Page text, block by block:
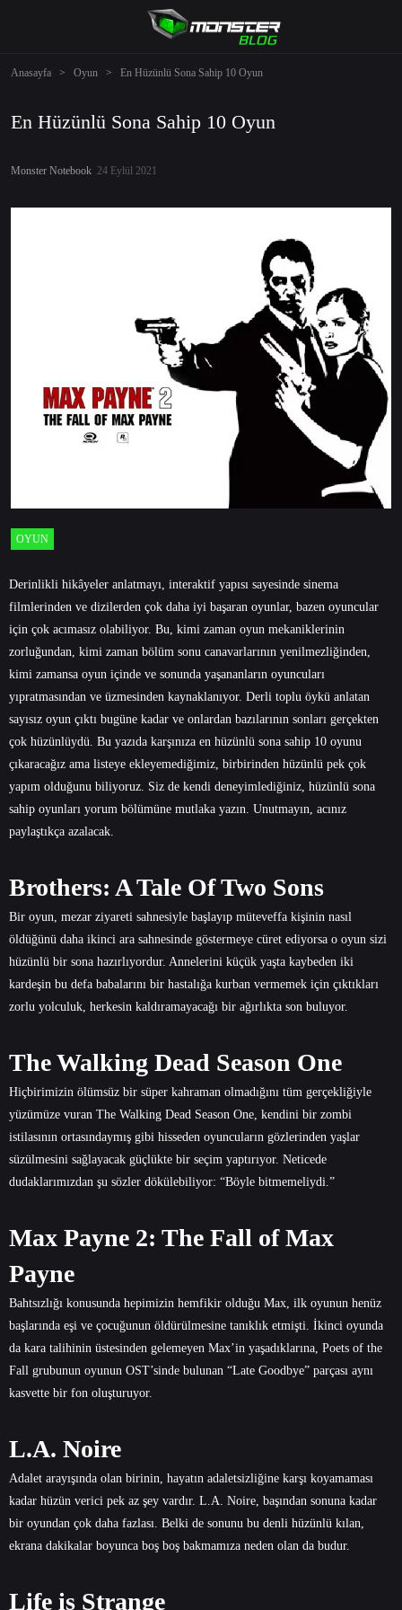
Anasayfa > Oyun > En Hüzünlü Sona Sahip 10 Oyun
En Hüzünlü Sona Sahip 10 Oyun
Monster Notebook 24 Eylül 2021
OYUN
Derinlikli hikâyeler anlatmayı, interaktif yapısı sayesinde sinema
filmlerinden ve dizilerden çok daha iyi başaran oyunlar, bazen oyuncular
için çok acımasız olabiliyor. Bu, kimi zaman oyun mekaniklerinin
zorluğundan, kimi zaman bölüm sonu canavarlarının yenilmezliğinden,
kimi zamansa oyun içinde ve sonunda yaşananların oyuncuları
yıpratmasından ve üzmesinden kaynaklanıyor. Derli toplu öykü anlatan
sayısız oyun çıktı bugüne kadar ve onlardan bazılarının sonları gerçekten
çok hüzünlüydü. Bu yazıda karşınıza en hüzünlü sona sahip 10 oyunu
çıkaracağız ama listeye ekleyemediğimiz, birbirinden hüzünlü pek çok
yapım olduğunu biliyoruz. Siz de kendi deneyimlediğiniz, hüzünlü sona
sahip oyunları yorum bölümüne mutlaka yazın. Unutmayın, acınız
paylaştıkça azalacak.
Brothers: A Tale Of Two Sons
Bir oyun, mezar ziyareti sahnesiyle başlayıp müteveffa kişinin nasıl
öldüğünü daha ikinci ara sahnesinde göstermeye cüret ediyorsa o oyun sizi
hüzünlü bir sona hazırlıyordur. Annelerini küçük yaşta kaybeden iki
kardeşin bu defa babalarını bir hastalığa kurban vermemek için çıktıkları
zorlu yolculuk, herkesin kaldıramayacağı bir ağırlıkta son buluyor.
The Walking Dead Season One
Hiçbirimizin ölümsüz bir süper kahraman olmadığını tüm gerçekliğiyle
yüzümüze vuran The Walking Dead Season One, kendini bir zombi
istilasının ortasındaymış gibi hisseden oyuncuların gözlerinden yaşlar
süzülmesini sağlayacak güçlükte bir seçim yaptırıyor. Neticede
dudaklarımızdan şu sözler dökülebiliyor: “Böyle bitmemeliydi.”
Max Payne 2: The Fall of Max
Payne
Bahtsızlığı konusunda hepimizin hemfikir olduğu Max, ilk oyunun henüz
başlarında eşi ve çocuğunun öldürülmesine tanıklık etmişti. İkinci oyunda
da kara talihinin üstesinden gelemeyen Max’in yaşadıklarına, Poets of the
Fall grubunun oyunun OST’sinde bulunan “Late Goodbye” parçası aynı
kasvette bir fon oluşturuyor.
L.A. Noire
Adalet arayışında olan birinin, hayatın adaletsizliğine karşı koyamaması
kadar hüzün verici pek az şey vardır. L.A. Noire, başından sonuna kadar
bir oyundan çok daha fazlası. Belki de sonunu bu denli hüzünlü kılan,
ekrana dakikalar boyunca boş boş bakmamıza neden olan da budur.
Life is Strange